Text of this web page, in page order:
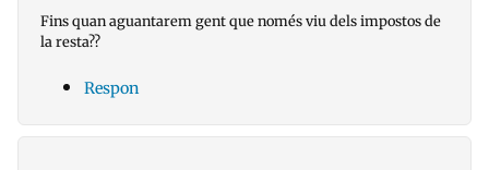
Fins quan aguantarem gent que només viu dels impostos de
la resta??
Respon